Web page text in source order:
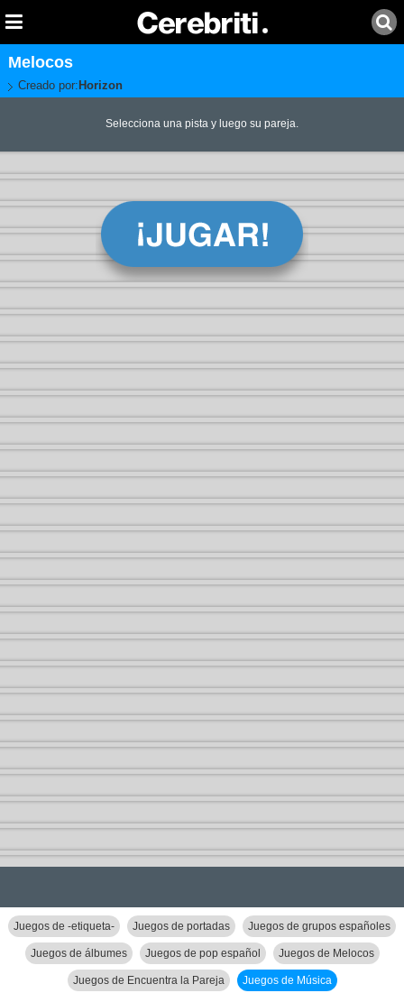
Melocos
Creado por: Horizon
Selecciona una pista y luego su pareja.
Juegos de -etiqueta- Juegos de portadas Juegos de grupos españoles
Juegos de álbumes Juegos de pop español Juegos de Melocos
Juegos de Encuentra la Pareja Juegos de Música